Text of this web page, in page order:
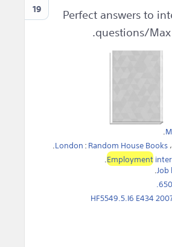
19
Perfect answers to
questions/Max
.
London:Random House Books،
.
Employment
.
.
HF5549.5.I6 E434